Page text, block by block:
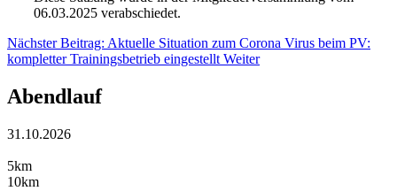
06.03.2025 verabschiedet.
Nächster Beitrag: Aktuelle Situation zum Corona Virus beim PV:
kompletter Trainingsbetrieb eingestellt Weiter
Abendlauf
31.10.2026
5km
10km